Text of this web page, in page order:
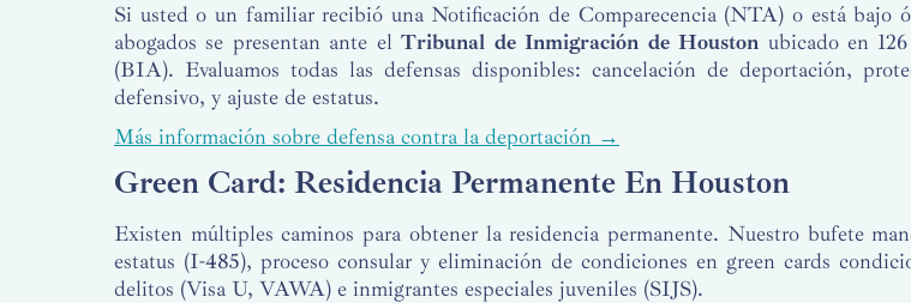
Si usted o un familiar recibió una Notificación de Comparecencia (NTA) o está bajo
abogados se presentan ante elTribunal de Inmigración de Houston ubicado en
(BIA). Evaluamos todas las defensas disponibles: cancelación de deportación,
defensivo, y ajuste de estatus.
Más información sobre defensa contra la deportación →
Green Card: Residencia Permanente En Houston
Existen múltiples caminos para obtener la residencia permanente. Nuestro bufete
estatus (I-485), proceso consular y eliminación de condiciones en green cards
delitos (Visa U, VAWA) e inmigrantes especiales juveniles (SIJS).